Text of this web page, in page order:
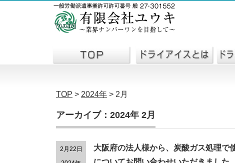
TOP > 2024年 > 2月
アーカイブ：2024年 2月
2月22日
大阪府の法人様から、炭酸ガス処理で